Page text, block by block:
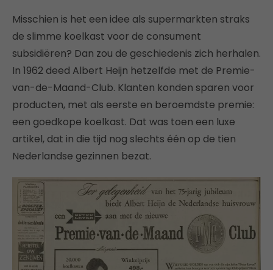
Misschien is het een idee als supermarkten straks
de slimme koelkast voor de consument
subsidiëren? Dan zou de geschiedenis zich herhalen.
In 1962 deed Albert Heijn hetzelfde met de Premie-
van-de-Maand-Club. Klanten konden sparen voor
producten, met als eerste en beroemdste premie:
een goedkope koelkast. Dat was toen een luxe
artikel, dat in die tijd nog slechts één op de tien
Nederlandse gezinnen bezat.